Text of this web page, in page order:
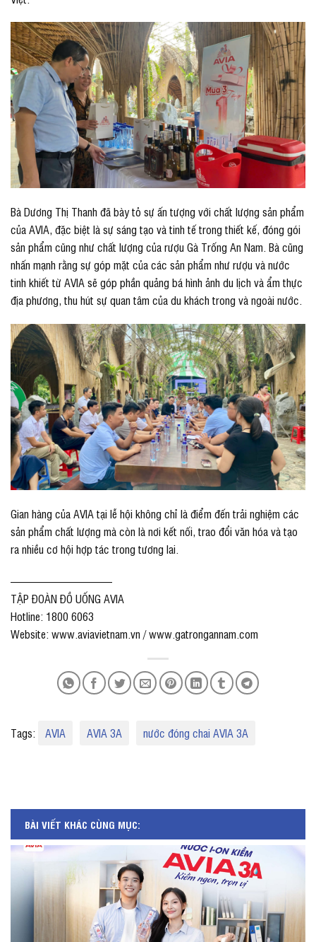
Bà Dương Thị Thanh đã bày tỏ sự ấn tượng với chất lượng sản phẩm
của AVIA, đặc biệt là sự sáng tạo và tinh tế trong thiết kế, đóng gói
sản phẩm cũng như chất lượng của rượu Gà Trống An Nam. Bà cũng
nhấn mạnh rằng sự góp mặt của các sản phẩm như rượu và nước
tinh khiết từ AVIA sẽ góp phần quảng bá hình ảnh du lịch và ẩm thực
địa phương, thu hút sự quan tâm của du khách trong và ngoài nước.
Gian hàng của AVIA tại lễ hội không chỉ là điểm đến trải nghiệm các
sản phẩm chất lượng mà còn là nơi kết nối, trao đổi văn hóa và tạo
ra nhiều cơ hội hợp tác trong tương lai.
—————————
TẬP ĐOÀN ĐỒ UỐNG AVIA
Hotline: 1800 6063
Website: www.aviavietnam.vn / www.gatrongannam.com
Tags: AVIA AVIA 3A nước đóng chai AVIA 3A
BÀI VIẾT KHÁC CÙNG MỤC: